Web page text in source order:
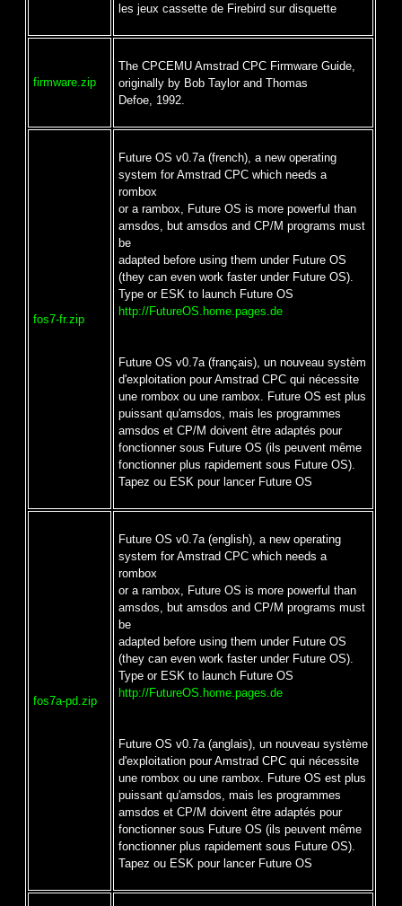
les jeux cassette de Firebird sur disquette
firmware.zip
The CPCEMU Amstrad CPC Firmware Guide,
originally by Bob Taylor and Thomas
Defoe, 1992.
fos7-fr.zip
Future OS v0.7a (french), a new operating
system for Amstrad CPC which needs a
rombox
or a rambox, Future OS is more powerful than
amsdos, but amsdos and CP/M programs must
be
adapted before using them under Future OS
(they can even work faster under Future OS).
Type or ESK to launch Future OS
http://FutureOS.home.pages.de
Future OS v0.7a (français), un nouveau systèm
d'exploitation pour Amstrad CPC qui nécessite
une rombox ou une rambox. Future OS est plus
puissant qu'amsdos, mais les programmes
amsdos et CP/M doivent être adaptés pour
fonctionner sous Future OS (ils peuvent même
fonctionner plus rapidement sous Future OS).
Tapez ou ESK pour lancer Future OS
fos7a-pd.zip
Future OS v0.7a (english), a new operating
system for Amstrad CPC which needs a
rombox
or a rambox, Future OS is more powerful than
amsdos, but amsdos and CP/M programs must
be
adapted before using them under Future OS
(they can even work faster under Future OS).
Type or ESK to launch Future OS
http://FutureOS.home.pages.de
Future OS v0.7a (anglais), un nouveau système
d'exploitation pour Amstrad CPC qui nécessite
une rombox ou une rambox. Future OS est plus
puissant qu'amsdos, mais les programmes
amsdos et CP/M doivent être adaptés pour
fonctionner sous Future OS (ils peuvent même
fonctionner plus rapidement sous Future OS).
Tapez ou ESK pour lancer Future OS